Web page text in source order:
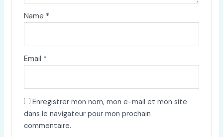
Name *
Email *
Enregistrer mon nom, mon e-mail et mon site
dans le navigateur pour mon prochain
commentaire.